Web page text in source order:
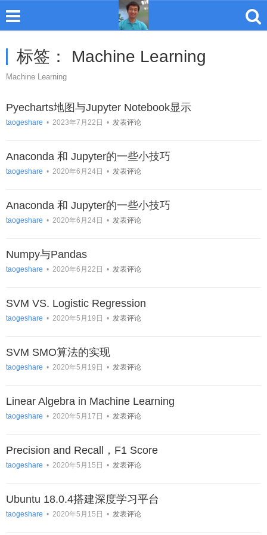
标签： Machine Learning
Machine Learning
Pyecharts地图与Jupyter Notebook显示
taogeshare • 2023年7月22日 • 发表评论
Anaconda 和 Jupyter的一些小技巧
taogeshare • 2020年6月24日 • 发表评论
Anaconda 和 Jupyter的一些小技巧
taogeshare • 2020年6月24日 • 发表评论
Numpy与Pandas
taogeshare • 2020年6月22日 • 发表评论
SVM VS. Logistic Regression
taogeshare • 2020年5月19日 • 发表评论
SVM SMO算法的实现
taogeshare • 2020年5月19日 • 发表评论
Linear Algebra in Machine Learning
taogeshare • 2020年5月17日 • 发表评论
Precision and Recall，F1 Score
taogeshare • 2020年5月15日 • 发表评论
Ubuntu 18.0.4搭建深度学习平台
taogeshare • 2020年5月15日 • 发表评论